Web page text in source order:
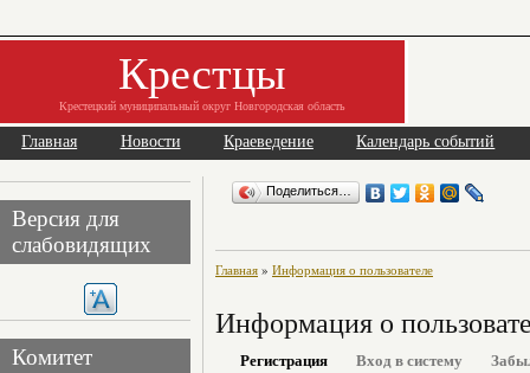
Крестцы
Крестецкий муниципальный округ Новгородская область
Главная Новости Краеведение Календарь событий
Версия для
слабовидящих
Комитет
Поделиться…
Главная » Информация о пользователе
Информация о
Регистрация Вход в систему